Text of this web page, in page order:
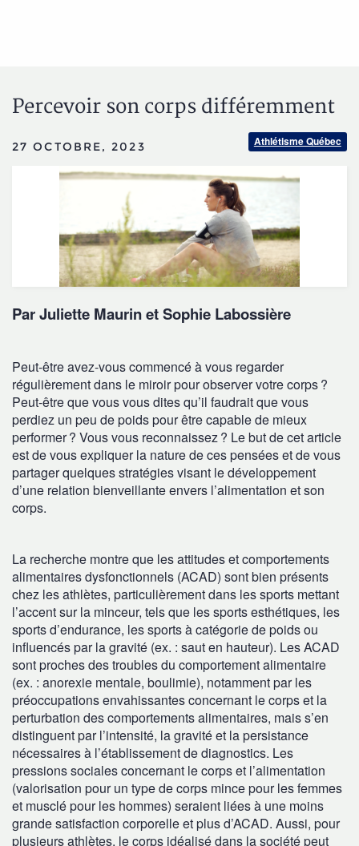
Percevoir son corps différemment
Athlétisme Québec
27 OCTOBRE, 2023
Par Juliette Maurin et Sophie Labossière
Peut-être avez-vous commencé à vous regarder
régulièrement dans le miroir pour observer votre corps ?
Peut-être que vous vous dites qu’il faudrait que vous
perdiez un peu de poids pour être capable de mieux
performer ? Vous vous reconnaissez ? Le but de cet article
est de vous expliquer la nature de ces pensées et de vous
partager quelques stratégies visant le développement
d’une relation bienveillante envers l’alimentation et son
corps.
La recherche montre que les attitudes et comportements
alimentaires dysfonctionnels (ACAD) sont bien présents
chez les athlètes, particulièrement dans les sports mettant
l’accent sur la minceur, tels que les sports esthétiques, les
sports d’endurance, les sports à catégorie de poids ou
influencés par la gravité (ex. : saut en hauteur). Les ACAD
sont proches des troubles du comportement alimentaire
(ex. : anorexie mentale, boulimie), notamment par les
préoccupations envahissantes concernant le corps et la
perturbation des comportements alimentaires, mais s’en
distinguent par l’intensité, la gravité et la persistance
nécessaires à l’établissement de diagnostics. Les
pressions sociales concernant le corps et l’alimentation
(valorisation pour un type de corps mince pour les femmes
et musclé pour les hommes) seraient liées à une moins
grande satisfaction corporelle et plus d’ACAD. Aussi, pour
plusieurs athlètes, le corps idéalisé dans la société peut